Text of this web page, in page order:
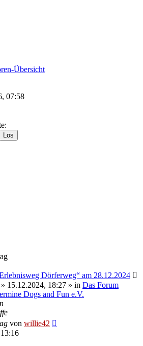
Übersicht
07:58
Dörferweg“ am 28.12.2024
» 15.12.2024, 18:27 » in Das Forum
Dogs and Fun e.V.
von willie42